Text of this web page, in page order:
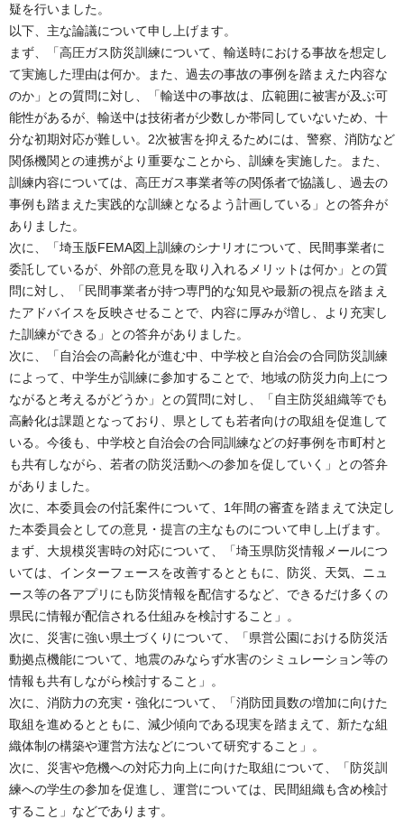
疑を行いました。
以下、主な論議について申し上げます。
まず、「高圧ガス防災訓練について、輸送時における事故を想定し
て実施した理由は何か。また、過去の事故の事例を踏まえた内容な
のか」との質問に対し、「輸送中の事故は、広範囲に被害が及ぶ可
能性があるが、輸送中は技術者が少数しか帯同していないため、十
分な初期対応が難しい。2次被害を抑えるためには、警察、消防など
関係機関との連携がより重要なことから、訓練を実施した。また、
訓練内容については、高圧ガス事業者等の関係者で協議し、過去の
事例も踏まえた実践的な訓練となるよう計画している」との答弁が
ありました。
次に、「埼玉版FEMA図上訓練のシナリオについて、民間事業者に
委託しているが、外部の意見を取り入れるメリットは何か」との質
問に対し、「民間事業者が持つ専門的な知見や最新の視点を踏まえ
たアドバイスを反映させることで、内容に厚みが増し、より充実し
た訓練ができる」との答弁がありました。
次に、「自治会の高齢化が進む中、中学校と自治会の合同防災訓練
によって、中学生が訓練に参加することで、地域の防災力向上につ
ながると考えるがどうか」との質問に対し、「自主防災組織等でも
高齢化は課題となっており、県としても若者向けの取組を促進して
いる。今後も、中学校と自治会の合同訓練などの好事例を市町村と
も共有しながら、若者の防災活動への参加を促していく」との答弁
がありました。
次に、本委員会の付託案件について、1年間の審査を踏まえて決定し
た本委員会としての意見・提言の主なものについて申し上げます。
まず、大規模災害時の対応について、「埼玉県防災情報メールにつ
いては、インターフェースを改善するとともに、防災、天気、ニュ
ース等の各アプリにも防災情報を配信するなど、できるだけ多くの
県民に情報が配信される仕組みを検討すること」。
次に、災害に強い県土づくりについて、「県営公園における防災活
動拠点機能について、地震のみならず水害のシミュレーション等の
情報も共有しながら検討すること」。
次に、消防力の充実・強化について、「消防団員数の増加に向けた
取組を進めるとともに、減少傾向である現実を踏まえて、新たな組
織体制の構築や運営方法などについて研究すること」。
次に、災害や危機への対応力向上に向けた取組について、「防災訓
練への学生の参加を促進し、運営については、民間組織も含め検討
すること」などであります。